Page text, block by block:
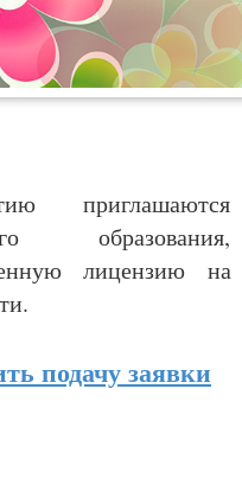
приглашаются
лицензию на
подачу заявки